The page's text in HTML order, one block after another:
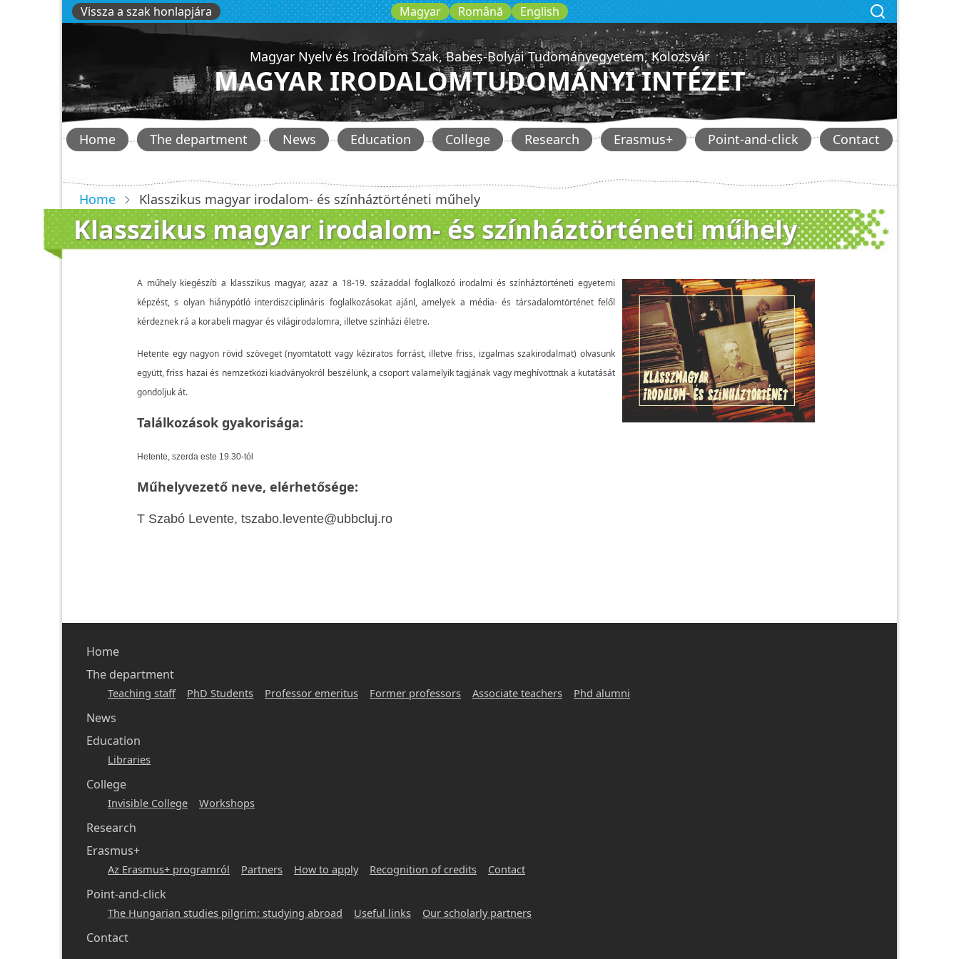
Magyar Română English
Vissza a szak honlapjára
Magyar Nyelv és Irodalom Szak, Babeș-Bolyai Tudományegyetem, Kolozsvár
MAGYAR IRODALOMTUDOMÁNYI INTÉZET
Főmenü
hunlit
Home The department News Education College Research Erasmus+ Point-and-click Contact
Home Klasszikus magyar irodalom- és színháztörténeti műhely
Klasszikus magyar irodalom- és színháztörténeti műhely
A műhely kiegészíti a klasszikus magyar, azaz a 18-19. századdal foglalkozó irodalmi és színháztörténeti egyetemi
képzést, s olyan hiánypótló interdiszciplináris foglalkozásokat ajánl, amelyek a média- és társadalomtörténet felől
kérdeznek rá a korabeli magyar és világirodalomra, illetve színházi életre.
Hetente egy nagyon rövid szöveget (nyomtatott vagy kéziratos forrást, illetve friss, izgalmas szakirodalmat) olvasunk
együtt, friss hazai és nemzetközi kiadványokról beszélünk, a csoport valamelyik tagjának vagy meghívottnak a kutatását
gondoljuk át.
Találkozások gyakorisága:
Hetente, szerda este 19.30-tól
Műhelyvezető neve, elérhetősége:
T Szabó Levente, tszabo.levente@ubbcluj.ro
Főmenü
-
hunlit
Home
The department
Teaching staff PhD Students Professor emeritus Former professors Associate teachers Phd alumni
News
Education
Libraries
College
Invisible College Workshops
Research
Erasmus+
Az Erasmus+ programról Partners How to apply Recognition of credits Contact
Point-and-click
The Hungarian studies pilgrim: studying abroad Useful links Our scholarly partners
Contact